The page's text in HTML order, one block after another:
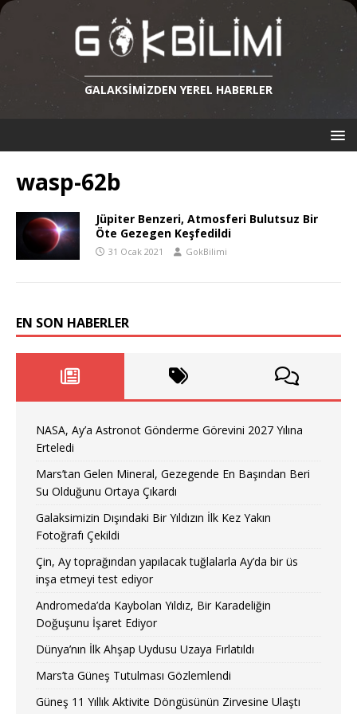
GALAKSIMIZDEN YEREL HABERLER
wasp-62b
Jüpiter Benzeri, Atmosferi Bulutsuz Bir
Öte Gezegen Keşfedildi
31 Ocak 2021 GokBilimi
EN SON HABERLER
NASA, Ay’a Astronot Gönderme Görevini 2027 Yılına
Erteledi
Mars’tan Gelen Mineral, Gezegende En Başından Beri
Su Olduğunu Ortaya Çıkardı
Galaksimizin Dışındaki Bir Yıldızın İlk Kez Yakın
Fotoğrafı Çekildi
Çin, Ay toprağından yapılacak tuğlalarla Ay’da bir üs
inşa etmeyi test ediyor
Andromeda’da Kaybolan Yıldız, Bir Karadeliğin
Doğuşunu İşaret Ediyor
Dünya’nın İlk Ahşap Uydusu Uzaya Fırlatıldı
Mars’ta Güneş Tutulması Gözlemlendi
Güneş 11 Yıllık Aktivite Döngüsünün Zirvesine Ulaştı